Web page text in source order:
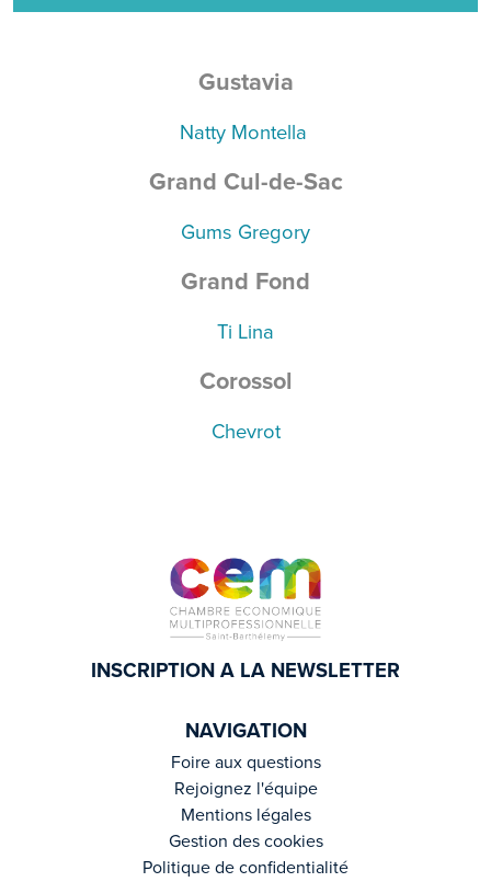
Gustavia
Natty Montella
Grand Cul-de-Sac
Gums Gregory
Grand Fond
Ti Lina
Corossol
Chevrot
NAVIGATION
Foire aux questions
Rejoignez l'équipe
Mentions légales
Gestion des cookies
Politique de confidentialité
INSCRIPTION A LA NEWSLETTER